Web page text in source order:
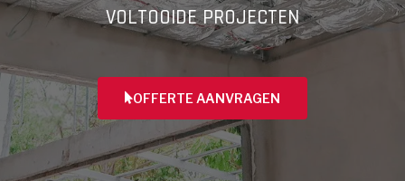
VOLTOOIDE PROJECTEN
OFFERTE AANVRAGEN